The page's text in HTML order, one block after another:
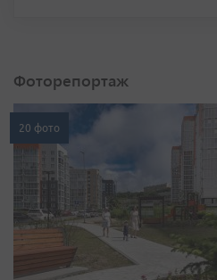
Фоторепортаж
20 фото